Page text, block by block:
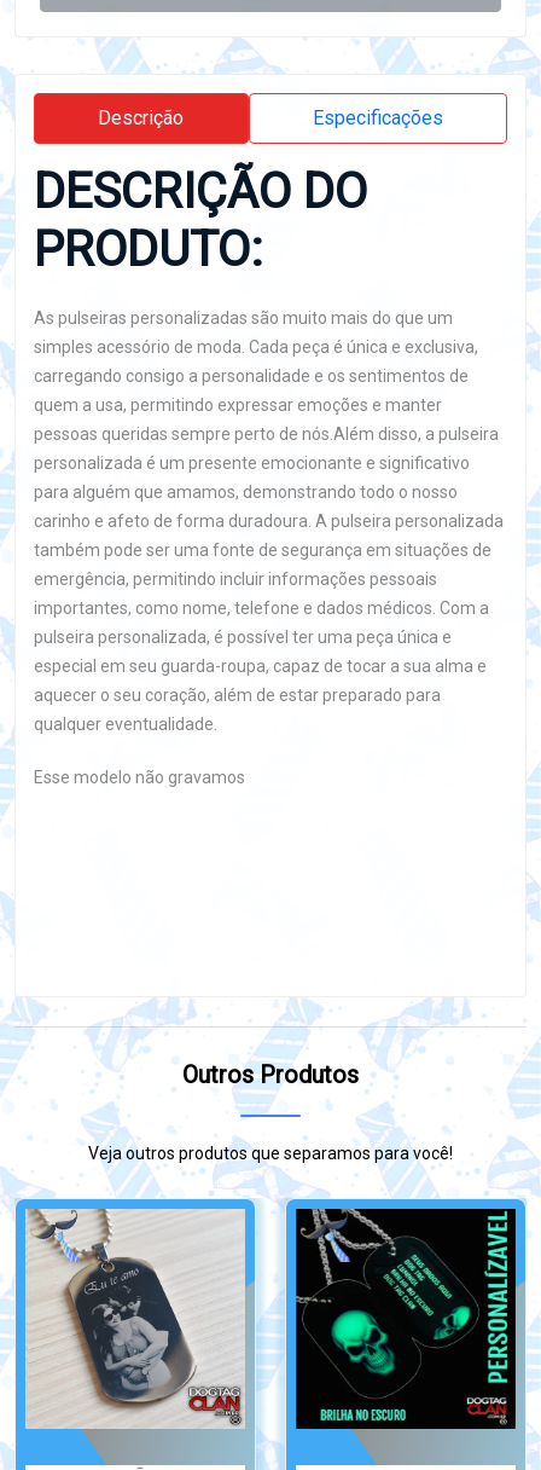
Descrição Especificações
DESCRIÇÃO DO
PRODUTO:
As pulseiras personalizadas são muito mais do que um
simples acessório de moda. Cada peça é única e exclusiva,
carregando consigo a personalidade e os sentimentos de
quem a usa, permitindo expressar emoções e manter
pessoas queridas sempre perto de nós.Além disso, a pulseira
personalizada é um presente emocionante e significativo
para alguém que amamos, demonstrando todo o nosso
carinho e afeto de forma duradoura. A pulseira personalizada
também pode ser uma fonte de segurança em situações de
emergência, permitindo incluir informações pessoais
importantes, como nome, telefone e dados médicos. Com a
pulseira personalizada, é possível ter uma peça única e
especial em seu guarda-roupa, capaz de tocar a sua alma e
aquecer o seu coração, além de estar preparado para
qualquer eventualidade.
Esse modelo não gravamos
Outros Produtos
Veja outros produtos que separamos para você!